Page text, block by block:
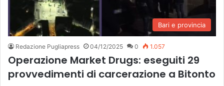
Bari e provincia
Redazione Pugliapress 04/12/2025 0 1.057
Operazione Market Drugs: eseguiti 29
provvedimenti di carcerazione a Bitonto